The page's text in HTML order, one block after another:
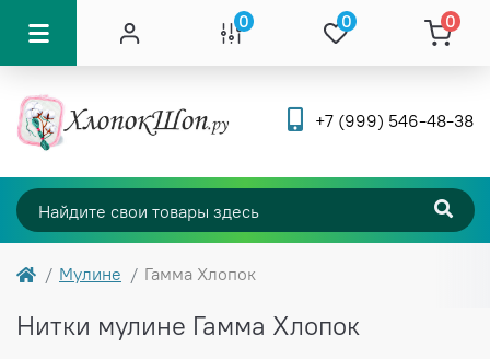
0 0 0
+7 (999) 546-48-38
Мулине Гамма Хлопок
Нитки мулине Гамма Хлопок